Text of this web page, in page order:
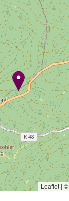
Leaflet | ©